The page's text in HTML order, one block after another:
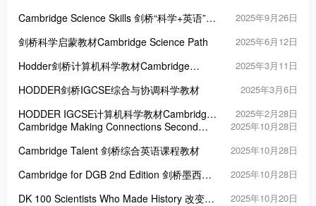
Cambridge Science Skills 剑桥“科学+英语”跨
2025年9月26日
剑桥科学启蒙教材Cambridge Science Path 2025年6月12日
Hodder剑桥计算机科学教材Cambridge
2025年3月11日
HODDER剑桥IGCSE综合与协调科学教材 2025年3月6日
HODDER IGCSE计算机科学教材Cambridge
IGCSE & O Level Computer Science
2025年2月28日
Cambridge Making Connections Second
2025年10月28日
Cambridge Talent 剑桥综合英语课程教材 2025年10月28日
Cambridge for DGB 2nd Edition 剑桥墨西哥
2025年10月28日
DK 100 Scientists Who Made History 改变世
2025年10月20日